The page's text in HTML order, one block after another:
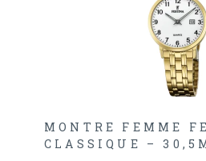
MONTRE FEMME
CLASSIQUE –